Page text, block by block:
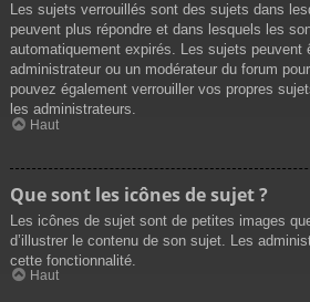
Les sujets verrouillés sont des sujets dans
peuvent plus répondre et dans lesquels les
automatiquement expirés. Les sujets peuvent
administrateur ou un modérateur du forum
pouvez également verrouiller vos propres
les administrateurs.
Haut
Que sont les icônes de sujet ?
Les icônes de sujet sont de petites images
d’illustrer le contenu de son sujet. Les
cette fonctionnalité.
Haut